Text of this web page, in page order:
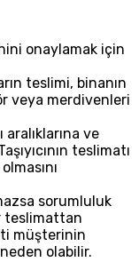
onaylamak için
teslimi, binanın
veya merdivenleri
ve
teslimatı
sorumluluk
teslimattan
müşterinin
olabilir.